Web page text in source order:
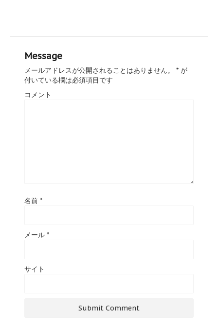
Message
メールアドレスが公開されることはありません。 * が
付いている欄は必須項目です
コメント
名前 *
メール *
サイト